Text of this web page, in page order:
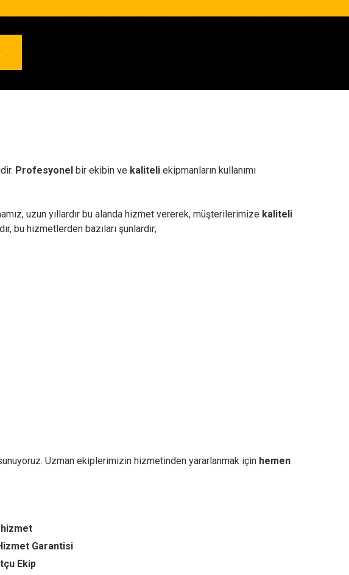
Profesyonel bir ekibin ve kaliteli ekipmanların kullanımı
uzun yıllardır bu alanda hizmet vererek, müşterilerimize kaliteli
bu hizmetlerden bazıları şunlardır;
Uzman ekiplerimizin hizmetinden yararlanmak için hemen
Garantisi
Ekip